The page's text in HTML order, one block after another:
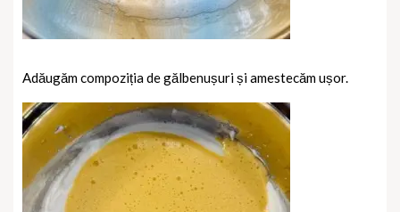
Adăugăm compoziția de gălbenușuri și amestecăm ușor.